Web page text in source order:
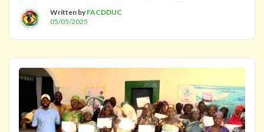
revenus. Les objectifs étaient de promouvoir
l’entrepreneuriat féminin, d’améliorer les
revenus des ménages et de diversifier les
méthodologie comprenait des formations
pratiques, des démonstrations et un
accompagnement post-formation. […]
Written by FACDDUC
05/05/2025